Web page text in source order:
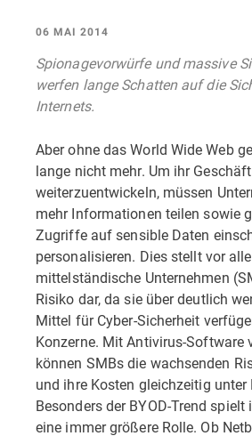
06 MAI 2014
Spionagevorwürfe und massive
werfen lange Schatten auf die
Internets.
Aber ohne das World Wide Web
lange nicht mehr. Um ihr Geschäft
weiterzuentwickeln, müssen
mehr Informationen teilen sowie
Zugriffe auf sensible Daten
personalisieren. Dies stellt vor
mittelständische Unternehmen
Risiko dar, da sie über deutlich
Mittel für Cyber-Sicherheit
Konzerne. Mit Antivirus-Software
können SMBs die wachsenden
und ihre Kosten gleichzeitig
Besonders der BYOD-Trend
eine immer größere Rolle. Ob